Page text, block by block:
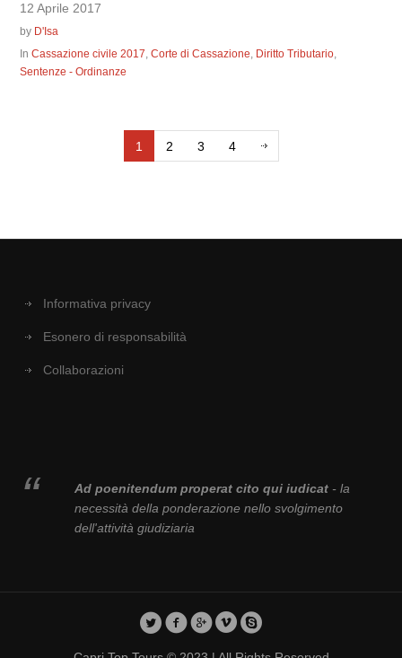
12 Aprile 2017
by D'Isa
InCassazione civile 2017,Corte di Cassazione, Diritto Tributario,
Sentenze - Ordinanze
1 2 3 4
Informativa privacy
Esonero di responsabilità
Collaborazioni
Ad poenitendum properat cito qui iudicat- la
necessità della ponderazione nello svolgimento
dell'attività giudiziaria